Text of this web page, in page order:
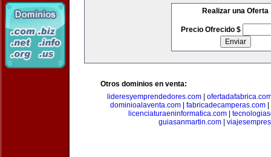
Realizar una Oferta
Precio Ofrecido $
Otros dominios en venta:
lideresyemprendedores.com
dominioalaventa.com
fabricadecamperas.com
licenciaturaeninformatica.com|
guiasanmartin.com|